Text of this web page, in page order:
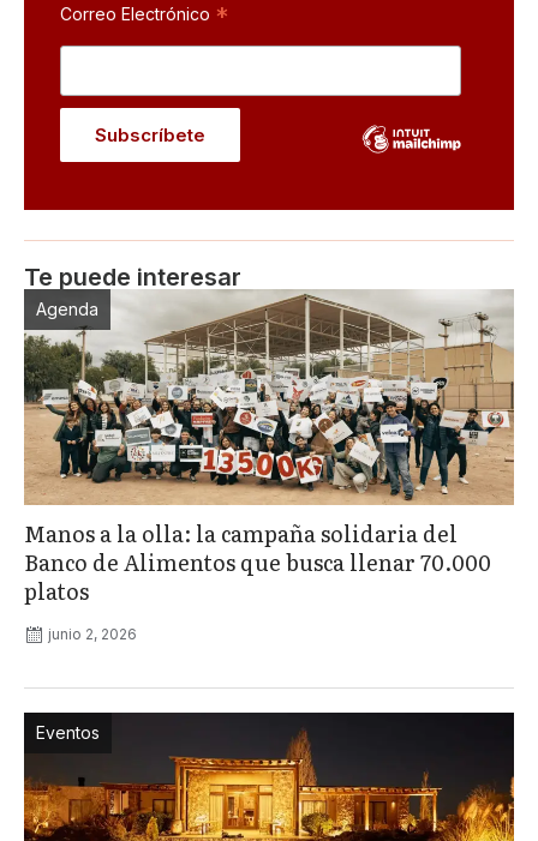
Correo Electrónico *
Te puede interesar
Agenda
Manos a la olla: la campaña solidaria del
Banco de Alimentos que busca llenar 70.000
platos
junio 2, 2026
Eventos